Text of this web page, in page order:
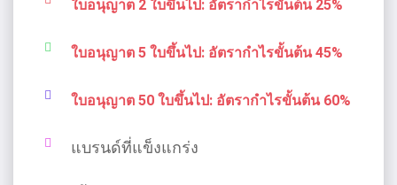
ใบอนุญาต 2 ใบขึ้นไป: อัตรากําไรขั้นต้น 25%
ใบอนุญาต 5 ใบขึ้นไป: อัตรากําไรขั้นต้น 45%
ใบอนุญาต 50 ใบขึ้นไป: อัตรากําไรขั้นต้น 60%
แบรนด์ที่แข็งแกร่ง